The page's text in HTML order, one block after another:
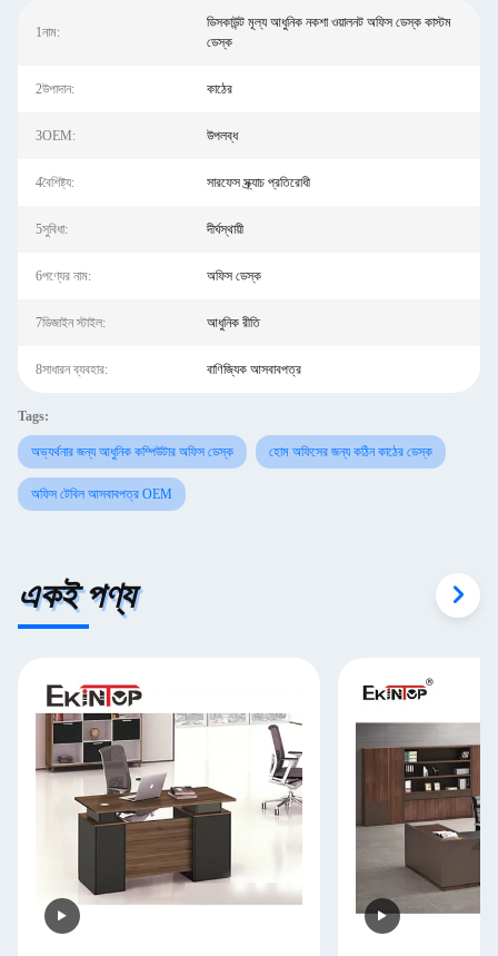
1নাম:
ডিসকাউন্ট মূল্য আধুনিক নকশা ওয়ালনট অফিস ডেস্ক কাস্টম
ডেস্ক
2উপাদান: কাঠের
3OEM: উপলব্ধ
4বৈশিষ্ট্য: সারফেস স্ক্র্যাচ প্রতিরোধী
5সুবিধা: দীর্ঘস্থায়ী
6পণ্যের নাম: অফিস ডেস্ক
7ডিজাইন স্টাইল: আধুনিক রীতি
8সাধারন ব্যবহার: বাণিজ্যিক আসবাবপত্র
Tags:
অভ্যর্থনার জন্য আধুনিক কম্পিউটার অফিস ডেস্ক হোম অফিসের জন্য কঠিন কাঠের ডেস্ক
অফিস টেবিল আসবাবপত্র OEM
একই পণ্য